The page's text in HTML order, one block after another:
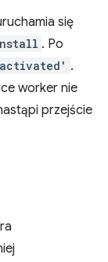
się
. Po
.
worker nie
przejście